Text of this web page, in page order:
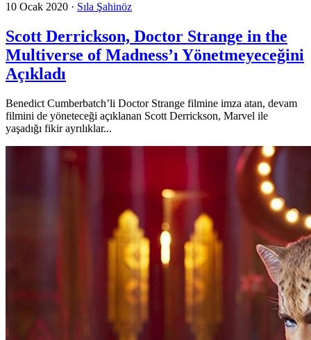
10 Ocak 2020 · Sıla Şahinöz
Scott Derrickson, Doctor Strange in the
Multiverse of Madness’ı Yönetmeyeceğini
Açıkladı
Benedict Cumberbatch’li Doctor Strange filmine imza atan, devam
filmini de yöneteceği açıklanan Scott Derrickson, Marvel ile
yaşadığı fikir ayrılıklar...